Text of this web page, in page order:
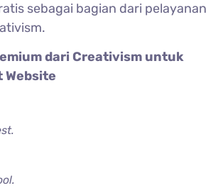
sebagai bagian dari pelayanan
dari Creativism untuk
Website